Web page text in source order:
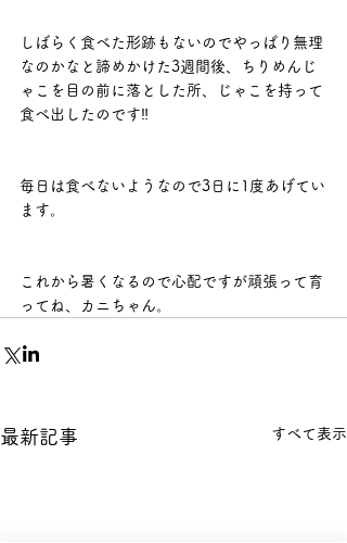
しばらく食べた形跡もないのでやっぱり無理
なのかなと諦めかけた3週間後、ちりめんじ
ゃこを目の前に落とした所、じゃこを持って
食べ出したのです‼︎
毎日は食べないようなので3日に1度あげてい
ます。
これから暑くなるので心配ですが頑張って育
ってね、カニちゃん。
最新記事 すべて表示